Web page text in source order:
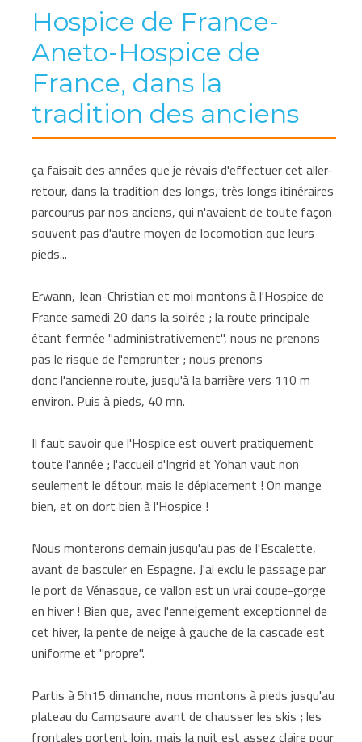
Hospice de France-
Aneto-Hospice de
France, dans la
tradition des anciens
ça faisait des années que je rêvais d'effectuer cet aller-
retour, dans la tradition des longs, très longs itinéraires
parcourus par nos anciens, qui n'avaient de toute façon
souvent pas d'autre moyen de locomotion que leurs
pieds...
Erwann, Jean-Christian et moi montons à l'Hospice de
France samedi 20 dans la soirée ; la route principale
étant fermée "administrativement", nous ne prenons
pas le risque de l'emprunter ; nous prenons
donc l'ancienne route, jusqu'à la barrière vers 110 m
environ. Puis à pieds, 40 mn.
Il faut savoir que l'Hospice est ouvert pratiquement
toute l'année ; l'accueil d'Ingrid et Yohan vaut non
seulement le détour, mais le déplacement ! On mange
bien, et on dort bien à l'Hospice !
Nous monterons demain jusqu'au pas de l'Escalette,
avant de basculer en Espagne. J'ai exclu le passage par
le port de Vénasque, ce vallon est un vrai coupe-gorge
en hiver ! Bien que, avec l'enneigement exceptionnel de
cet hiver, la pente de neige à gauche de la cascade est
uniforme et "propre".
Partis à 5h15 dimanche, nous montons à pieds jusqu'au
plateau du Campsaure avant de chausser les skis ; les
frontales portent loin, mais la nuit est assez claire pour